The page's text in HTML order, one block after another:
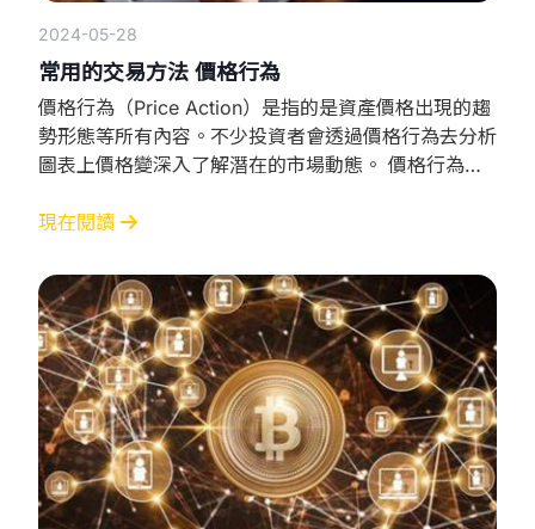
2024-05-28
常用的交易方法 價格行為
價格行為（Price Action）是指的是資產價格出現的趨
勢形態等所有內容。不少投資者會透過價格行為去分析
圖表上價格變深入了解潛在的市場動態。 價格行為的
使用基本的技術分析工具例如阻力支撐、陰陽燭形態和
交易信號以及預測市場走勢。 價格行為的好處： 簡單
簡化了分析和交易過程，投資者透過基本的
現在閱讀